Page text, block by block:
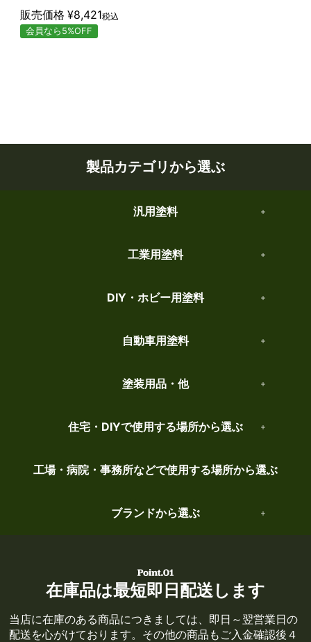
販売価格 ¥8,421税込
会員なら5%OFF
製品カテゴリから選ぶ
汎用塗料
工業用塗料
DIY・ホビー用塗料
自動車用塗料
塗装用品・他
住宅・DIYで使用する場所から選ぶ
工場・病院・事務所などで使用する場所から選ぶ
ブランドから選ぶ
在庫品は最短即日配送します
当店に在庫のある商品につきましては、即日～翌営業日の
配送を心がけております。その他の商品もご入金確認後４